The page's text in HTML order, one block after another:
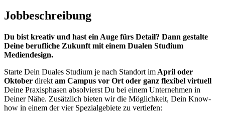
Jobbeschreibung
Du bist kreativ und hast ein Auge fürs Detail? Dann gestalte
Deine berufliche Zukunft mit einem Dualen Studium
Mediendesign.
Starte Dein Duales Studium je nach Standort im April oder
Oktober direkt am Campus vor Ort oder ganz flexibel virtuell
Deine Praxisphasen absolvierst Du bei einem Unternehmen in
Deiner Nähe. Zusätzlich bieten wir die Möglichkeit, Dein Know-
how in einem der vier Spezialgebiete zu vertiefen: